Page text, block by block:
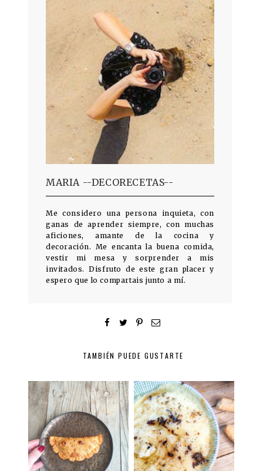
MARIA --DECORECETAS--
Me considero una persona inquieta, con
ganas de aprender siempre, con muchas
aficiones, amante de la cocina y
decoración. Me encanta la buena comida,
vestir mi mesa y sorprender a mis
invitados. Disfruto de este gran placer y
espero que lo compartais junto a mí.
TAMBIÉN PUEDE GUSTARTE